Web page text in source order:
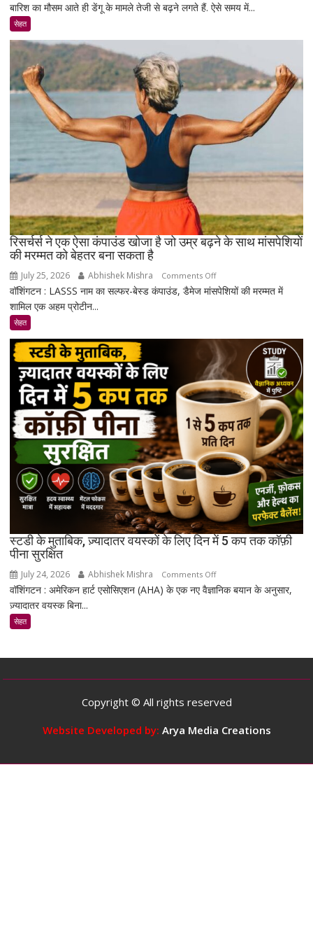
टाइप-2
वाले
सावधान
!
बारिश का मौसम आते ही डेंगू के मामले तेजी से बढ़ने लगते हैं. ऐसे समय में...
सेहत
रिसर्चर्स ने एक ऐसा कंपाउंड खोजा है जो उम्र बढ़ने के साथ मांसपेशियों
की मरम्मत को बेहतर बना सकता है
July 25, 2026 Abhishek Mishra Comments Offon
रिसर्चर्स
ऐसा
कंपाउंड
खोजा
है
जो
बढ़ने
के
साथ
मांसपेशियों
की
मरम्मत
को
बेहतर
है
वॉशिंगटन : LASSS नाम का सल्फर-बेस्ड कंपाउंड, डैमेज मांसपेशियों की मरम्मत में
शामिल एक अहम प्रोटीन...
सेहत
स्टडी के मुताबिक, ज़्यादातर वयस्कों के लिए दिन में 5 कप तक कॉफ़ी
पीना सुरक्षित
July 24, 2026 Abhishek Mishra Comments Offon
स्टडी
लिए
5
वॉशिंगटन : अमेरिकन हार्ट एसोसिएशन (AHA) के एक नए वैज्ञानिक बयान के अनुसार,
ज़्यादातर वयस्क बिना...
सेहत
Copyright © All rights reserved
Website Developed by: Arya Media Creations